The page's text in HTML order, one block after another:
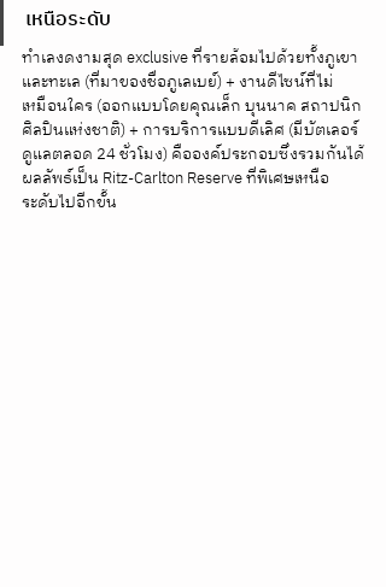
เหนือระดับ
ทำเลงดงามสุด exclusive ที่รายล้อมไปด้วยทั้งภูเขา
และทะเล (ที่มาของชื่อภูเลเบย์) + งานดีไซน์ที่ไม่
เหมือนใคร (ออกแบบโดยคุณเล็ก บุนนาค สถาปนิก
ศิลปินแห่งชาติ) + การบริการแบบดีเลิศ (มีบัตเลอร์
ดูแลตลอด 24 ชั่วโมง) คือองค์ประกอบซึ่งรวมกันได้
ผลลัพธ์เป็น Ritz-Carlton Reserve ที่พิเศษเหนือ
ระดับไปอีกขั้น